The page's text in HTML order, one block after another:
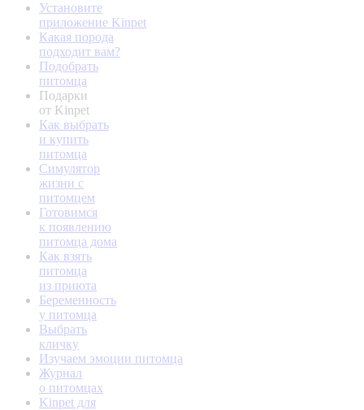
Установите
приложение Kinpet
Какая порода
подходит вам?
Подобрать
питомца
Подарки
от Kinpet
Как выбрать
и купить
питомца
Симулятор
жизни с
питомцем
Готовимся
к появлению
питомца дома
Как взять
питомца
из приюта
Беременность
у питомца
Выбрать
кличку
Изучаем эмоции питомца
Журнал
о питомцах
Kinpet для